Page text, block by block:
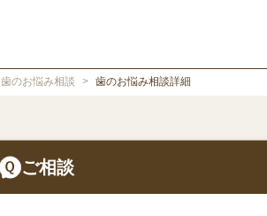
歯のお悩み相談 > 歯のお悩み相談詳細
ご相談